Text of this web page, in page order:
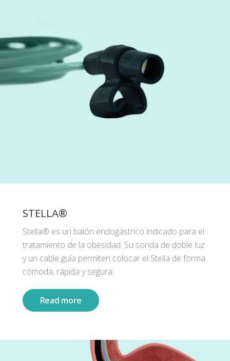
STELLA®
Stella® es un balón endogástrico indicado para el
tratamiento de la obesidad. Su sonda de doble luz
y un cable guía permiten colocar el Stella de forma
cómoda, rápida y segura.
Read more